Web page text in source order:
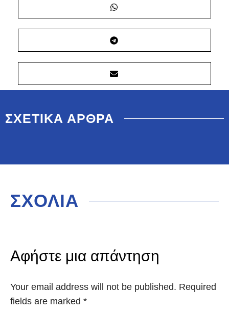
ΣΧΕΤΙΚΑ ΑΡΘΡΑ
ΣΧΟΛΙΑ
Αφήστε μια απάντηση
Your email address will not be published. Required
fields are marked *